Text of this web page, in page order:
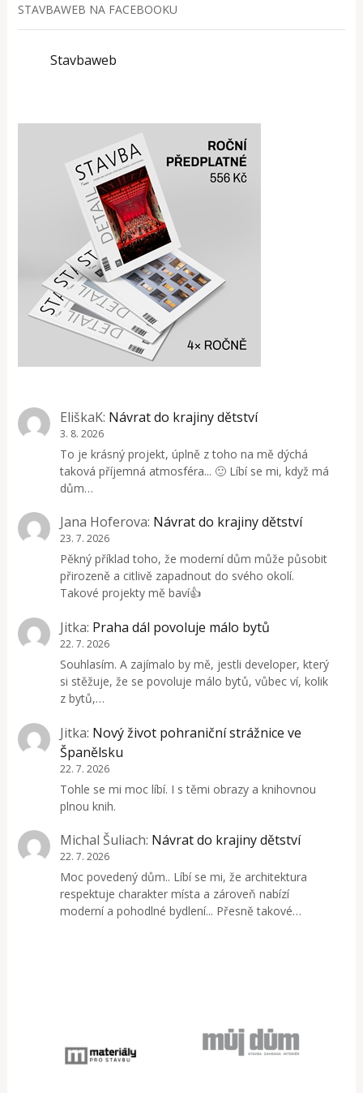
STAVBAWEB NA FACEBOOKU
Stavbaweb
EliškaK: Návrat do krajiny dětství
3. 8. 2026
To je krásný projekt, úplně z toho na mě dýchá
taková příjemná atmosféra... 🙂 Líbí se mi, když má
dům…
Jana Hoferova: Návrat do krajiny dětství
23. 7. 2026
Pěkný příklad toho, že moderní dům může působit
přirozeně a citlivě zapadnout do svého okolí.
Takové projekty mě baví👍
Jitka: Praha dál povoluje málo bytů
22. 7. 2026
Souhlasím. A zajímalo by mě, jestli developer, který
si stěžuje, že se povoluje málo bytů, vůbec ví, kolik
z bytů,…
Jitka: Nový život pohraniční strážnice ve
Španělsku
22. 7. 2026
Tohle se mi moc líbí. I s těmi obrazy a knihovnou
plnou knih.
Michal Šuliach: Návrat do krajiny dětství
22. 7. 2026
Moc povedený dům.. Líbí se mi, že architektura
respektuje charakter místa a zároveň nabízí
moderní a pohodlné bydlení... Přesně takové…